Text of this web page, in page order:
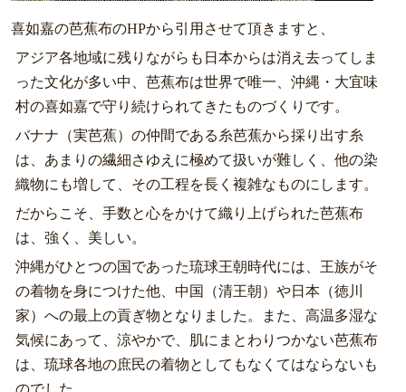
喜如嘉の芭蕉布のHPから引用させて頂きますと、
アジア各地域に残りながらも日本からは消え去ってしま
った文化が多い中、芭蕉布は世界で唯一、沖縄・大宜味
村の喜如嘉で守り続けられてきたものづくりです。
バナナ（実芭蕉）の仲間である糸芭蕉から採り出す糸
は、あまりの繊細さゆえに極めて扱いが難しく、他の染
織物にも増して、その工程を長く複雑なものにします。
だからこそ、手数と心をかけて織り上げられた芭蕉布
は、強く、美しい。
沖縄がひとつの国であった琉球王朝時代には、王族がそ
の着物を身につけた他、中国（清王朝）や日本（徳川
家）への最上の貢ぎ物となりました。また、高温多湿な
気候にあって、涼やかで、肌にまとわりつかない芭蕉布
は、琉球各地の庶民の着物としてもなくてはならないも
のでした。